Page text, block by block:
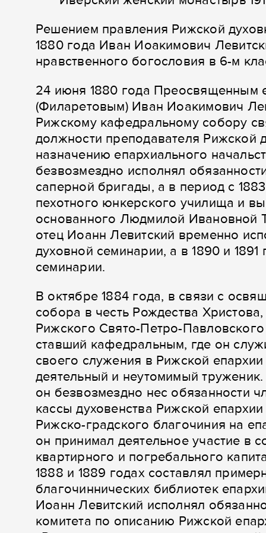
Решением правления Рижской
1880 года Иван Иоакимович
нравственного богословия в 6-м
24 июня 1880 года Преосвященным
(Филаретовым) Иван Иоакимович
Рижскому кафедральному собору
должности преподавателя Рижской
назначению епархиального
безвозмездно исполнял
саперной бригады, а в период с
пехотного юнкерского училища и
основанного Людмилой Ивановной
отец Иоанн Левитский временно
духовной семинарии, а в 1890 и
семинарии.
В октябре 1884 года, в связи с
собора в честь Рождества
Рижского Свято-Петро-
ставший кафедральным, где он
своего служения в Рижской
деятельный и неутомимый
он безвозмездно нес обязанности
кассы духовенства Рижской
Рижско-градского благочиния на
он принимал деятельное участие в
квартирного и погребального
1888 и 1889 годах составлял
благочиннических библиотек
Иоанн Левитский исполнял
комитета по описанию Рижской